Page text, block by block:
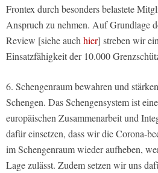
Frontex durch besonders belastete
Anspruch zu nehmen. Auf Grundlage
Review [siehe auch hier] streben wir
Einsatzfähigkeit der 10.000
6. Schengenraum bewahren und
Schengen. Das Schengensystem ist
europäischen Zusammenarbeit und
dafür einsetzen, dass wir die Corona-
im Schengenraum wieder aufheben,
Lage zulässt. Zudem setzen wir uns